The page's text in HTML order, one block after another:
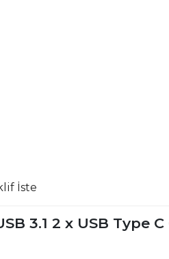
İste
3.1 2 x USB Type C